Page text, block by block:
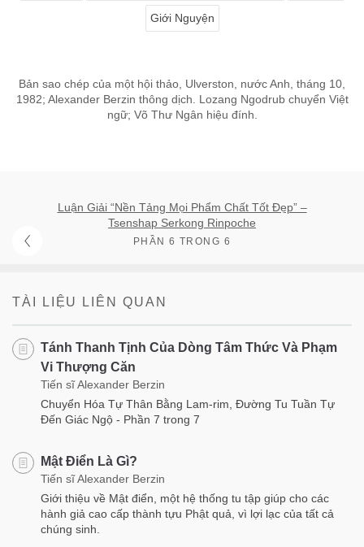
Giới Nguyện
Bản sao chép của một hội thảo, Ulverston, nước Anh, tháng 10,
1982; Alexander Berzin thông dịch. Lozang Ngodrub chuyển Việt
ngữ; Võ Thư Ngân hiệu đính.
Luận Giải “Nền Tảng Mọi Phẩm Chất Tốt Đẹp” –
Tsenshap Serkong Rinpoche
PHẦN 6 TRONG 6
TÀI LIỆU LIÊN QUAN
Tánh Thanh Tịnh Của Dòng Tâm Thức Và Phạm
Vi Thượng Căn
Tiến sĩ Alexander Berzin
Chuyển Hóa Tự Thân Bằng Lam-rim, Đường Tu Tuần Tự
Đến Giác Ngộ - Phần 7 trong 7
Mật Điển Là Gì?
Tiến sĩ Alexander Berzin
Giới thiệu về Mật điển, một hệ thống tu tập giúp cho các
hành giả cao cấp thành tựu Phật quả, vì lợi lạc của tất cả
chúng sinh.